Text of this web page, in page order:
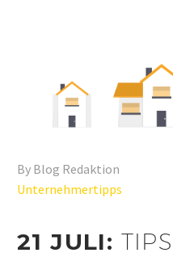
By Blog Redaktion
Unternehmertipps
21 JULI: